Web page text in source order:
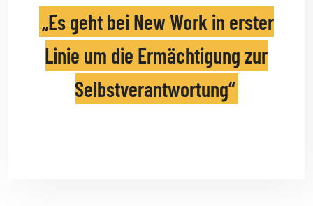
Es geht bei New Work in erster
Linie um die Ermächtigung zur
Selbstverantwortung